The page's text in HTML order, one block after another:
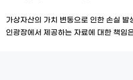
가상자산의 가치 변동으로 인한 손실
인광장에서 제공하는 자료에 대한 책임